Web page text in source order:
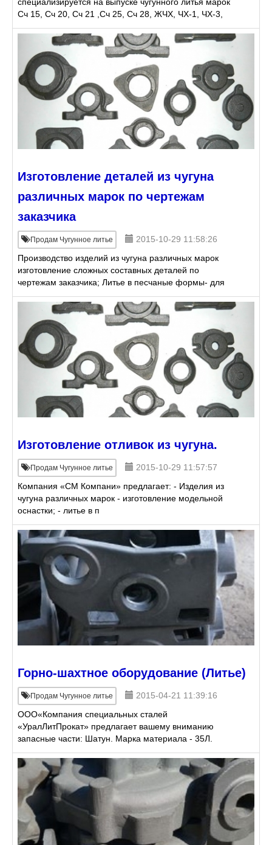
специализируется на выпуске чугунного литья марок
Сч 15, Сч 20, Сч 21 ,Сч 25, Сч 28, ЖЧХ, ЧХ-1, ЧХ-3,
ЧХ-5, ЧС-5, ЖЧС-5, АЧС-1, АЧС-3, АЧС-5, ЧН2Х,
ЧН4Х2 и др.:
Изготовление деталей из чугуна
различных марок по чертежам
заказчика
Продам Чугунное литье
2015-10-29 11:58:26
Производство изделий из чугуна различных марок
изготовление сложных составных деталей по
чертежам заказчика; Литье в песчаные формы- для
единичного и серийного производств;
Крупногабаритное литье;
Изготовление отливок из чугуна.
Продам Чугунное литье
2015-10-29 11:57:57
Компания «СМ Компани» предлагает: - Изделия из
чугуна различных марок - изготовление модельной
оснастки; - литье в п
Горно-шахтное оборудование (Литье)
Продам Чугунное литье
2015-04-21 11:39:16
ООО«Компания специальных сталей
«УралЛитПрокат» предлагает вашему вниманию
запасные части: Шатун. Марка материала - 35Л.
Вес: 69 кг. Рама привода. Марка материала - СЧ20.
Вес: 42 кг. Поставка от пр